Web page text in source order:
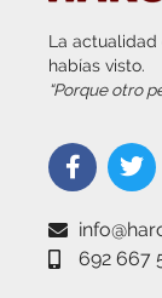
La actualidad
habías visto.
“Porque otro
692 667